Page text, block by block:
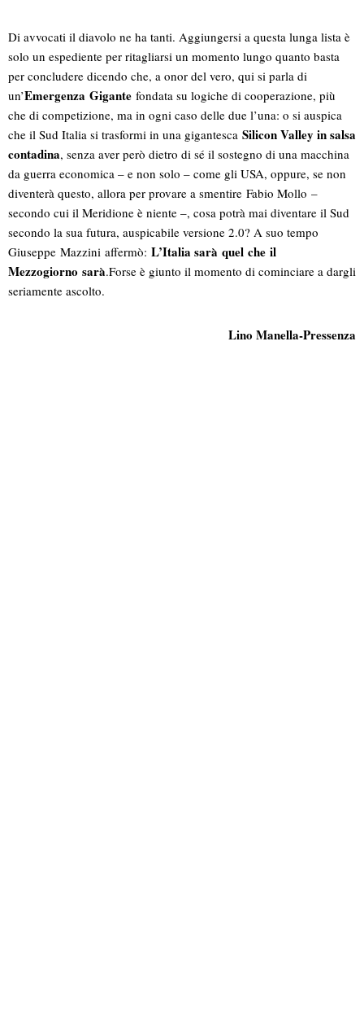
Di avvocati il diavolo ne ha tanti. Aggiungersi a questa lunga lista è
solo un espediente per ritagliarsi un momento lungo quanto basta
per concludere dicendo che, a onor del vero, qui si parla di
un’Emergenza Gigante fondata su logiche di cooperazione, più
che di competizione, ma in ogni caso delle due l’una: o si auspica
che il Sud Italia si trasformi in una gigantesca Silicon Valley in salsa
contadina, senza aver però dietro di sé il sostegno di una macchina
da guerra economica – e non solo – come gli USA, oppure, se non
diventerà questo, allora per provare a smentire Fabio Mollo –
secondo cui il Meridione è niente –, cosa potrà mai diventare il Sud
secondo la sua futura, auspicabile versione 2.0? A suo tempo
Giuseppe Mazzini affermò: L’Italia sarà quel che il
Mezzogiorno sarà.Forse è giunto il momento di cominciare a dargli
seriamente ascolto.
Lino Manella-Pressenza